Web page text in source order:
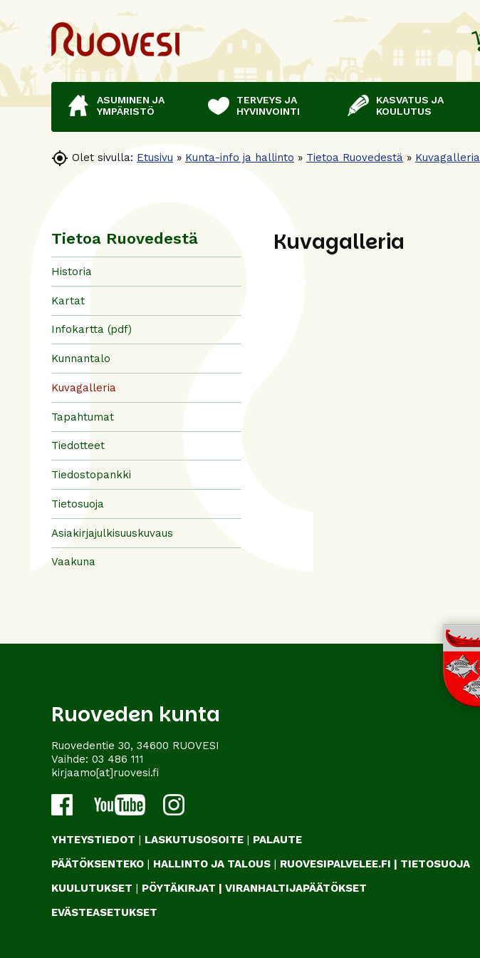
ASUMINEN JA
YMPÄRISTÖ
TERVEYS JA
HYVINVOINTI
KASVATUS JA
KOULUTUS
 Olet sivulla: Etusivu » Kunta-info ja hallinto » Tietoa Ruovedestä » Kuvagalleria
Tietoa Ruovedestä
Historia
Kartat
Infokartta (pdf)
Kunnantalo
Kuvagalleria
Tapahtumat
Tiedotteet
Tiedostopankki
Tietosuoja
Asiakirjajulkisuuskuvaus
Vaakuna
Kuvagalleria
Ruoveden kunta
Ruovedentie 30, 34600 RUOVESI
Vaihde: 03 486 111
kirjaamo[at]ruovesi.fi
YHTEYSTIEDOT | LASKUTUSOSOITE | PALAUTE
PÄÄTÖKSENTEKO | HALLINTO JA TALOUS | RUOVESIPALVELEE.FI | TIETOSUOJA
KUULUTUKSET | PÖYTÄKIRJAT | VIRANHALTIJAPÄÄTÖKSET
EVÄSTEASETUKSET